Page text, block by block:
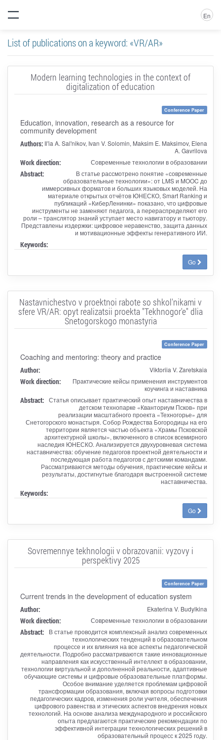
En
List of publications on a keyword: «VR/AR»
Modern learning technologies in the context of
digitalization of education
Conference Paper
Education, innovation, research as a resource for
community development
Authors: Il'ia A. Sal'nikov, Ivan V. Solomin, Maksim E. Maksimov, Elena
A. Gavrilova
Work direction: Современные технологии в образовании
Abstract:
В статье рассмотрено понятие «современные
образовательные технологии»: от LMS и MOOC до
иммерсивных форматов и больших языковых моделей. На
материале открытых отчётов ЮНЕСКО, Smart Ranking и
публикаций «КиберЛенинки» показано, что цифровые
инструменты не заменяют педагога, а перераспределяют его
роли – транслятор знаний уступает место навигатору и тьютору.
Представлены издержки: цифровое неравенство, защита данных
и мотивационные эффекты генеративного ИИ.
Keywords:
Go
Nastavnichestvo v proektnoi rabote so shkol'nikami v
sfere VR/AR: opyt realizatsii proekta "Tekhnogor'e" dlia
Snetogorskogo monastyria
Conference Paper
Coaching and mentoring: theory and practice
Author: Viktoriia V. Zaretskaia
Work direction:
Практические кейсы применения инструментов
коучинга и наставника
Abstract: Статья описывает практический опыт наставничества в
детском технопарке «Кванториум Псков» при
реализации масштабного проекта «Техногорье» для
Снетогорского монастыря. Собор Рождества Богородицы на его
территории является частью объекта «Храмы Псковской
архитектурной школы», включенного в список всемирного
наследия ЮНЕСКО. Анализируется двухуровневая система
наставничества: обучение педагогов проектной деятельности и
последующая работа педагогов с детскими командами.
Рассматриваются методы обучения, практические кейсы и
результаты, достигнутые благодаря выстроенной системе
наставничества.
Keywords:
Go
Sovremennye tekhnologii v obrazovanii: vyzovy i
perspektivy 2025
Conference Paper
Current trends in the development of education system
Author: Ekaterina V. Budylkina
Work direction: Современные технологии в образовании
Abstract:
В статье проводится комплексный анализ современных
технологических тенденций в образовательном
процессе и их влияния на все аспекты педагогической
деятельности. Подробно рассматриваются такие инновационные
направления как искусственный интеллект в образовании,
технологии виртуальной и дополненной реальности, адаптивные
обучающие системы и цифровые образовательные платформы.
Особое внимание уделяется проблемам цифровой
трансформации образования, включая вопросы подготовки
педагогических кадров, изменения роли учителя, обеспечения
цифрового равенства и этических аспектов внедрения новых
технологий. На основе анализа международного и российского
опыта предлагаются практические рекомендации по
эффективной интеграции технологических решений в
образовательный процесс к 2025 году.